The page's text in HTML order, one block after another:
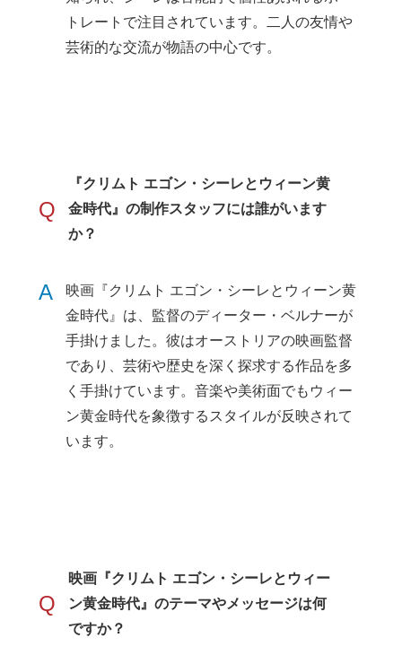
トレートで注目されています。二人の友情や
芸術的な交流が物語の中心です。
Q
『クリムト エゴン・シーレとウィーン黄
金時代』の制作スタッフには誰がいます
か？
A
映画『クリムト エゴン・シーレとウィーン黄
金時代』は、監督のディーター・ベルナーが
手掛けました。彼はオーストリアの映画監督
であり、芸術や歴史を深く探求する作品を多
く手掛けています。音楽や美術面でもウィー
ン黄金時代を象徴するスタイルが反映されて
います。
Q
映画『クリムト エゴン・シーレとウィー
ン黄金時代』のテーマやメッセージは何
ですか？